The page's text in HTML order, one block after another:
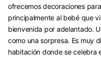
ofrecemos decoraciones
principalmente al bebé que
bienvenida por adelantado.
como una sorpresa. Es muy
habitación donde se celebra